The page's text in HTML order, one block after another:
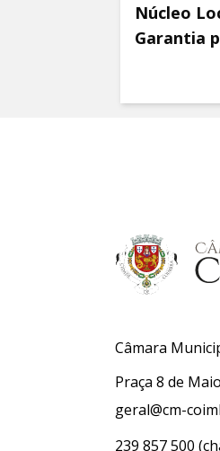
Núcleo
Garantia
Câmara
Praça 8 de
geral@cm-
239 857 500